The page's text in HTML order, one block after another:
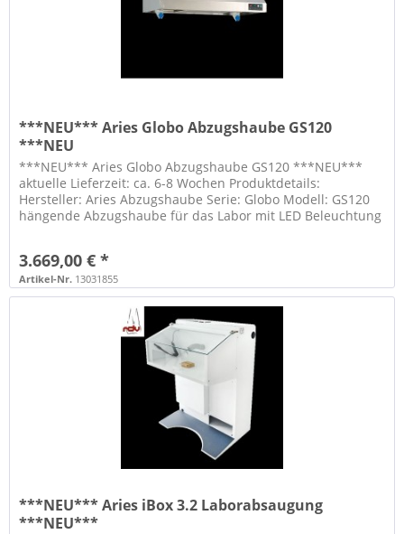
***NEU*** Aries Globo Abzugshaube GS120
***NEU
***NEU*** Aries Globo Abzugshaube GS120 ***NEU***
aktuelle Lieferzeit: ca. 6-8 Wochen Produktdetails:
Hersteller: Aries Abzugshaube Serie: Globo Modell: GS120
hängende Abzugshaube für das Labor mit LED Beleuchtung
3.669,00 € *
Artikel-Nr. 13031855
***NEU*** Aries iBox 3.2 Laborabsaugung
***NEU***